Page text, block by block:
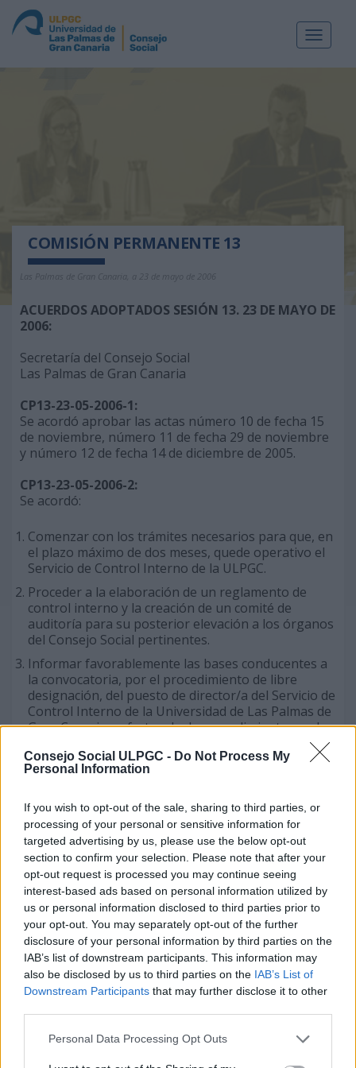
Consejo Social ULPGC - Do Not Process My
Personal Information
If you wish to opt-out of the sale, sharing to third parties, or
processing of your personal or sensitive information for
targeted advertising by us, please use the below opt-out
section to confirm your selection. Please note that after your
opt-out request is processed you may continue seeing
interest-based ads based on personal information utilized by
us or personal information disclosed to third parties prior to
your opt-out. You may separately opt-out of the further
disclosure of your personal information by third parties on the
IAB’s list of downstream participants. This information may
also be disclosed by us to third parties on the IAB’s List of
Downstream Participants that may further disclose it to other
Personal Data Processing Opt Outs
Toggle
COMISIÓN PERMANENTE 13
Las Palmas de Gran Canaria, a 23 de mayo de 2006
ACUERDOS ADOPTADOS SESIÓN 13. 23 DE MAYO DE
2006:
Secretaría del Consejo Social
Las Palmas de Gran Canaria
CP13-23-05-2006-1:
Se acordó aprobar las actas número 10 de fecha 15
de noviembre, número 11 de fecha 29 de noviembre
y número 12 de fecha 14 de diciembre de 2005.
CP13-23-05-2006-2:
Se acordó:
Comenzar con los trámites necesarios para que, en
el plazo máximo de dos meses, quede operativo el
Servicio de Control Interno de la ULPGC.
Proceder a la elaboración de un reglamento de
control interno y la creación de un comité de
auditoría para su posterior elevación a los órganos
del Consejo Social pertinentes.
Informar favorablemente las bases conducentes a
la convocatoria, por el procedimiento de libre
designación, del puesto de director/a del Servicio de
Control Interno de la Universidad de Las Palmas de
Gran Canaria a efectos de dar cumplimiento con lo
establecido en el artículo 4.1.c. de la Ley 11/2003, de
4 de abril, sobre Consejos Sociales y Coordinación
del Sistema Universitario de Canarias.
CP13-23-05-2006-3:
Se acordó:
Aprobar la Memoria de Actividades de la Unidad de
Cooperación Educativa y Fomento del Empleo
(UCEFE) correspondiente al año 2005.
Remitir dicha memoria al Consejo de Gobierno de
acuerdo con lo establecido en el artículo 163 de los
Estatutos de la Universidad de Las Palmas de Gran
Canaria.
CP13-23-05-2006-4:
Se acordó aprobar, de acuerdo con el artículo 4.3.b
de laLey 11/2003, de 4 de abril, sobre Consejos Sociales
y Coordinación del Sistema Universitario de Canarias